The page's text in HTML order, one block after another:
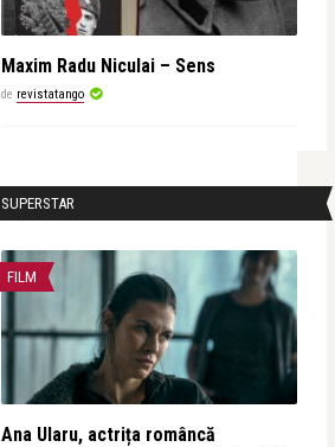
Maxim Radu Niculai – Sens
de revistatango
SUPERSTAR
FILM
Ana Ularu, actrița româncă